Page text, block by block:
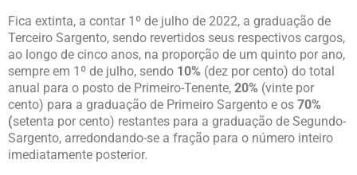
Fica extinta, a contar 1º de julho de 2022, a graduação de
Terceiro Sargento, sendo revertidos seus respectivos cargos,
ao longo de cinco anos, na proporção de um quinto por ano,
sempre em 1º de julho, sendo 10% (dez por cento) do total
anual para o posto de Primeiro-Tenente, 20% (vinte por
cento) para a graduação de Primeiro Sargento e os 70%
(setenta por cento) restantes para a graduação de Segundo-
Sargento, arredondando-se a fração para o número inteiro
imediatamente posterior.